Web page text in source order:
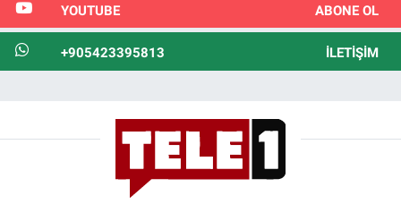
YOUTUBE ABONE OL
+905423395813 İLETIŞIM